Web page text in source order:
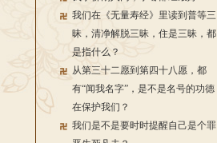
我们在《无量寿经》里读到普等三
昧，清净解脱三昧，住是三昧，都
是指什么？
从第三十二愿到第四十八愿，都
有“闻我名字”，是不是名号的功德
在保护我们？
我们是不是要时时提醒自己是个罪